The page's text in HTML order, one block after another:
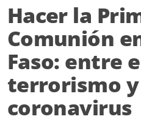
Hacer la
Comunión
Faso: entre
terrorismo
coronavirus